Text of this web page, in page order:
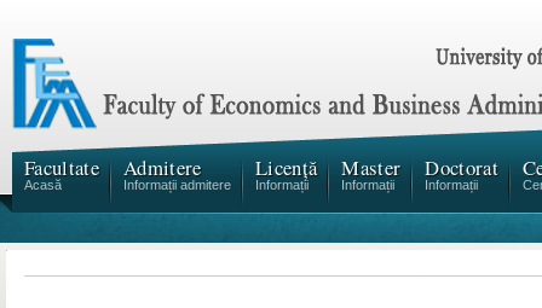
Facultate
Acasă
Admitere
Informații admitere
Licență
Informații
Master
Informații
Doctorat
Informații